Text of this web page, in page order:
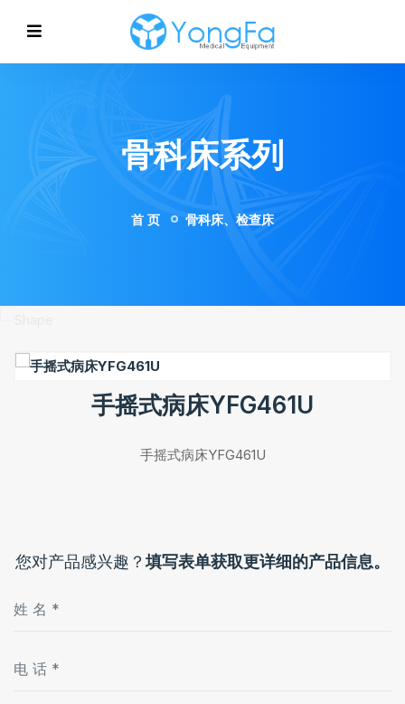
骨科床系列
首 页 骨科床、检查床
手摇式病床YFG461U
手摇式病床YFG461U
您对产品感兴趣？填写表单获取更详细的产品信息。